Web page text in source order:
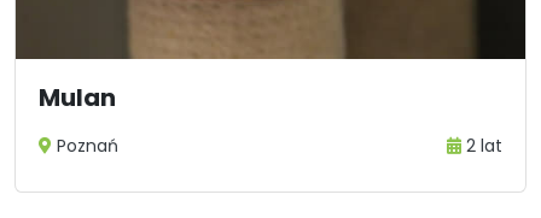
Mulan
Poznań 2 lat